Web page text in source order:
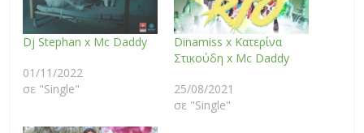
Dj Stephan x Mc Daddy
01/11/2022
σε "Single"
Dinamiss x Κατερίνα
Στικούδη x Mc Daddy
25/08/2021
σε "Single"